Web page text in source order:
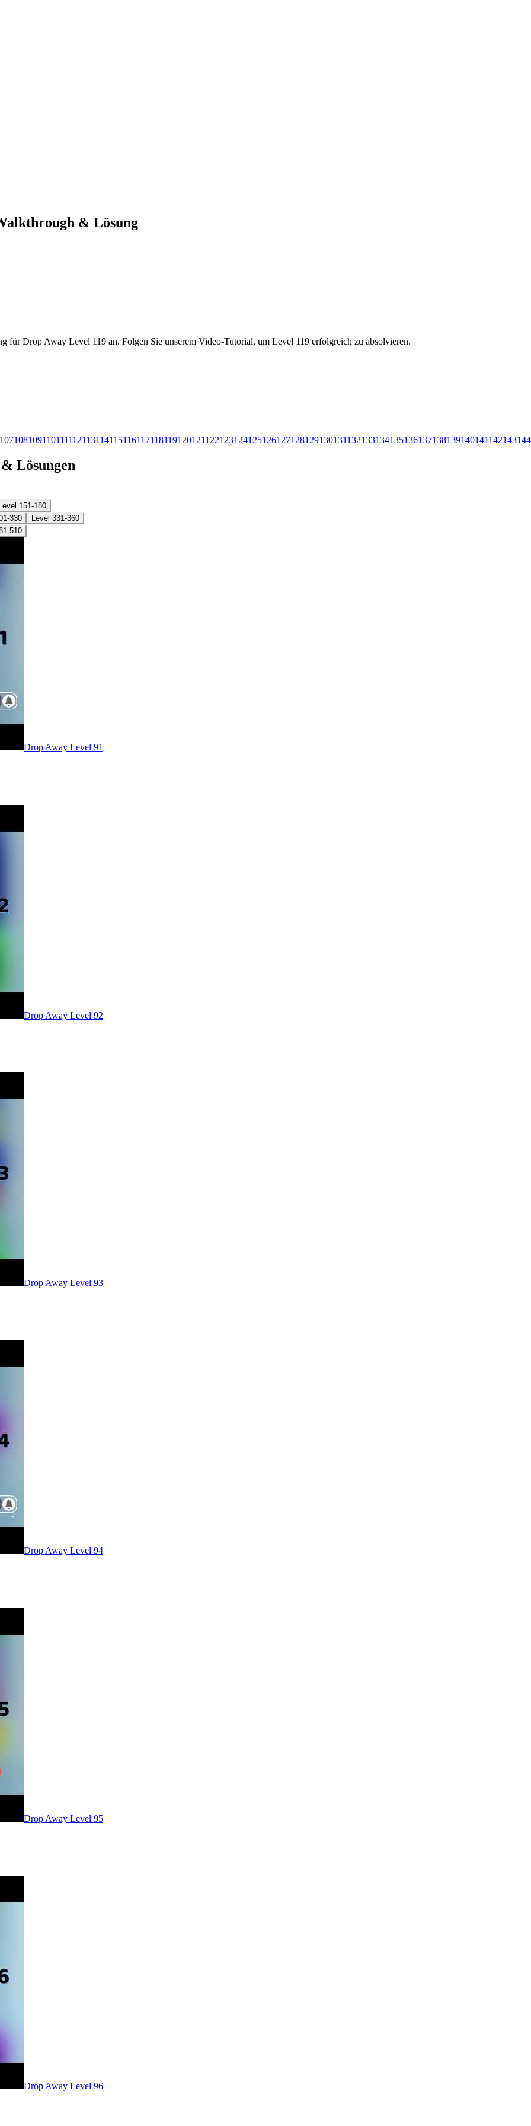
& Lösung
für Drop Away Level 119 an. Folgen Sie unserem Video-Tutorial, um Level 119 erfolgreich zu absolvieren.
107108109110111112113114115116117118119120121122123124125126127128129130131132133134135136137138139140141142143144
Lösungen
151-180
330
Level 331-360
510
Level 91
Level 92
Level 93
Level 94
Level 95
Level 96